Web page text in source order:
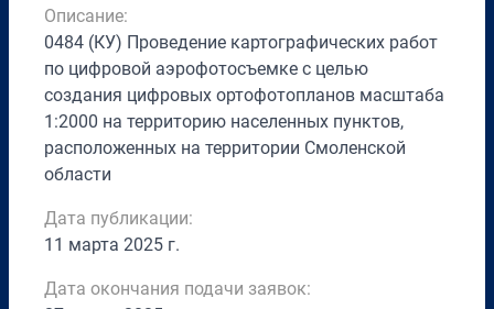
Описание:
0484 (КУ) Проведение картографических работ
по цифровой аэрофотосъемке с целью
создания цифровых ортофотопланов масштаба
1:2000 на территорию населенных пунктов,
расположенных на территории Смоленской
области
Дата публикации:
11 марта 2025 г.
Дата окончания подачи заявок: